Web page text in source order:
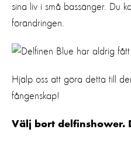
sina liv i små bassänger. Du
förändringen.
Hjälp oss att göra detta till
fångenskap!
Välj bort delfinshower.